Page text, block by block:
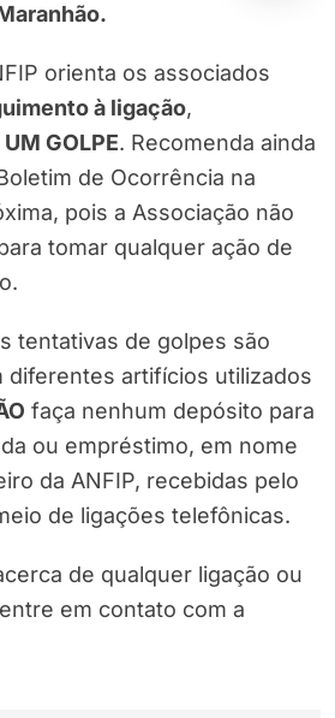
orienta os associados
à ligação,
GOLPE. Recomenda ainda
de Ocorrência na
pois a Associação não
tomar qualquer ação de
tentativas de golpes são
diferentes artifícios utilizados
faça nenhum depósito para
ou empréstimo, em nome
da ANFIP, recebidas pelo
de ligações telefônicas.
de qualquer ligação ou
em contato com a